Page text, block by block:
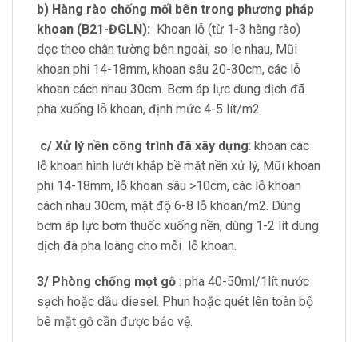
b) Hàng rào chống mối bên trong phương pháp
khoan (B21-ĐGLN): Khoan lỗ (từ 1-3 hàng rào)
dọc theo chân tường bên ngoài, so le nhau, Mũi
khoan phi 14-18mm, khoan sâu 20-30cm, các lỗ
khoan cách nhau 30cm. Bơm áp lực dung dịch đã
pha xuống lỗ khoan, định mức 4-5 lít/m2.
c/ Xử lý nền công trình đã xây dựng: khoan các
lỗ khoan hình lưới khắp bề mặt nền xử lý, Mũi khoan
phi 14-18mm, lỗ khoan sâu >10cm, các lỗ khoan
cách nhau 30cm, mật độ 6-8 lỗ khoan/m2. Dùng
bơm áp lực bơm thuốc xuống nền, dùng 1-2 lít dung
dịch đã pha loãng cho mỗi lỗ khoan.
3/ Phòng chống mọt gỗ : pha 40-50ml/1lít nước
sạch hoặc dầu diesel. Phun hoặc quét lên toàn bộ
bê mặt gỗ cần được bảo vệ.